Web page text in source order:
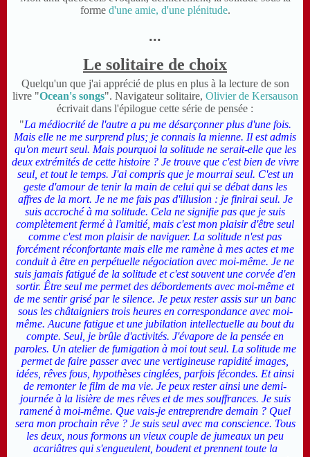
forme d'une amie, d'une plénitude.
...
Le solitaire de choix
Quelqu'un que j'ai apprécié de plus en plus à la lecture de son
livre "Ocean's songs". Navigateur solitaire, Olivier de Kersauson
écrivait dans l'épilogue cette série de pensée :
"La médiocrité de l'autre a pu me désarçonner plus d'une fois.
Mais elle ne me surprend plus; je connais la mienne. Il est admis
qu'on meurt seul. Mais pourquoi la solitude ne serait-elle que les
deux extrémités de cette histoire ? Je trouve que c'est bien de vivre
seul, et tout le temps. J'ai compris que je mourrai seul. C'est un
geste d'amour de tenir la main de celui qui se débat dans les
affres de la mort. Je ne me fais pas d'illusion : je finirai seul. Je
suis accroché à ma solitude. Cela ne signifie pas que je suis
complètement fermé à l'amitié, mais c'est mon plaisir d'être seul
comme c'est mon plaisir de naviguer. La solitude n'est pas
forcément réconfortante mais elle me ramène à mes actes et me
conduit à être en perpétuelle négociation avec moi-même. Je ne
suis jamais fatigué de la solitude et c'est souvent une corvée d'en
sortir. Être seul me permet des débordements avec moi-même et
de me sentir grisé par le silence. Je peux rester assis sur un banc
sous les châtaigniers trois heures en correspondance avec moi-
même. Aucune fatigue et une jubilation intellectuelle au bout du
compte. Seul, je brûle d'activités. J'évapore de la pensée en
paroles. Un atelier de fumigation à moi tout seul. La solitude me
permet de faire passer avec une vertigineuse rapidité images,
idées, rêves fous, hypothèses cinglées, parfois fécondes. Et ainsi
de remonter le film de ma vie. Je peux rester ainsi une demi-
journée à la lisière de mes rêves et de mes souffrances. Je suis
ramené à moi-même. Que vais-je entreprendre demain ? Quel
sera mon prochain rêve ? Je suis seul avec ma conscience. Tous
les deux, nous formons un vieux couple de jumeaux un peu
acariâtres qui s'engueulent, boudent et prennent toute la